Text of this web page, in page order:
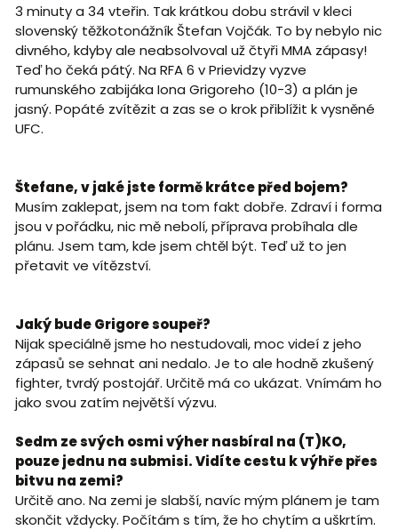
3 minuty a 34 vteřin. Tak krátkou dobu strávil v kleci
slovenský těžkotonážník Štefan Vojčák. To by nebylo nic
divného, kdyby ale neabsolvoval už čtyři MMA zápasy!
Teď ho čeká pátý. Na RFA 6 v Prievidzy vyzve
rumunského zabijáka Iona Grigoreho (10-3) a plán je
jasný. Popáté zvítězit a zas se o krok přiblížit k vysněné
UFC.
Štefane, v jaké jste formě krátce před bojem?
Musím zaklepat, jsem na tom fakt dobře. Zdraví i forma
jsou v pořádku, nic mě nebolí, příprava probíhala dle
plánu. Jsem tam, kde jsem chtěl být. Teď už to jen
přetavit ve vítězství.
Jaký bude Grigore soupeř?
Nijak speciálně jsme ho nestudovali, moc videí z jeho
zápasů se sehnat ani nedalo. Je to ale hodně zkušený
fighter, tvrdý postojář. Určitě má co ukázat. Vnímám ho
jako svou zatím největší výzvu.
Sedm ze svých osmi výher nasbíral na (T)KO,
pouze jednu na submisi. Vidíte cestu k výhře přes
bitvu na zemi?
Určitě ano. Na zemi je slabší, navíc mým plánem je tam
skončit vždycky. Počítám s tím, že ho chytím a uškrtím.